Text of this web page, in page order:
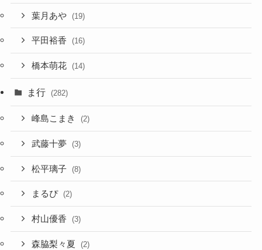
葉月あや (19)
平田裕香 (16)
橋本萌花 (14)
ま行 (282)
峰島こまき (2)
武藤十夢 (3)
松平璃子 (8)
まるぴ (2)
村山優香 (3)
森脇梨々夏 (2)